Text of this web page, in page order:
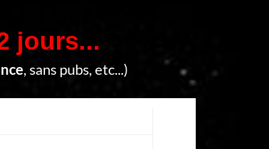
jours...
, sans pubs, etc...)